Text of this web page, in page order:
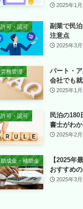
2025年1月
許可・認可
副業で民
注意点
2025年3月
労務管理
パート・
会社でも
2025年1月
許可・認可
民泊の180
書士がわ
2025年2月
助成金・補助金
【2025年
おすすめ
2025年3月